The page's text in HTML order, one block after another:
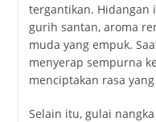
tergantikan. Hidangan
gurih santan, aroma
muda yang empuk.
menyerap sempurna
menciptakan rasa
Selain itu, gulai